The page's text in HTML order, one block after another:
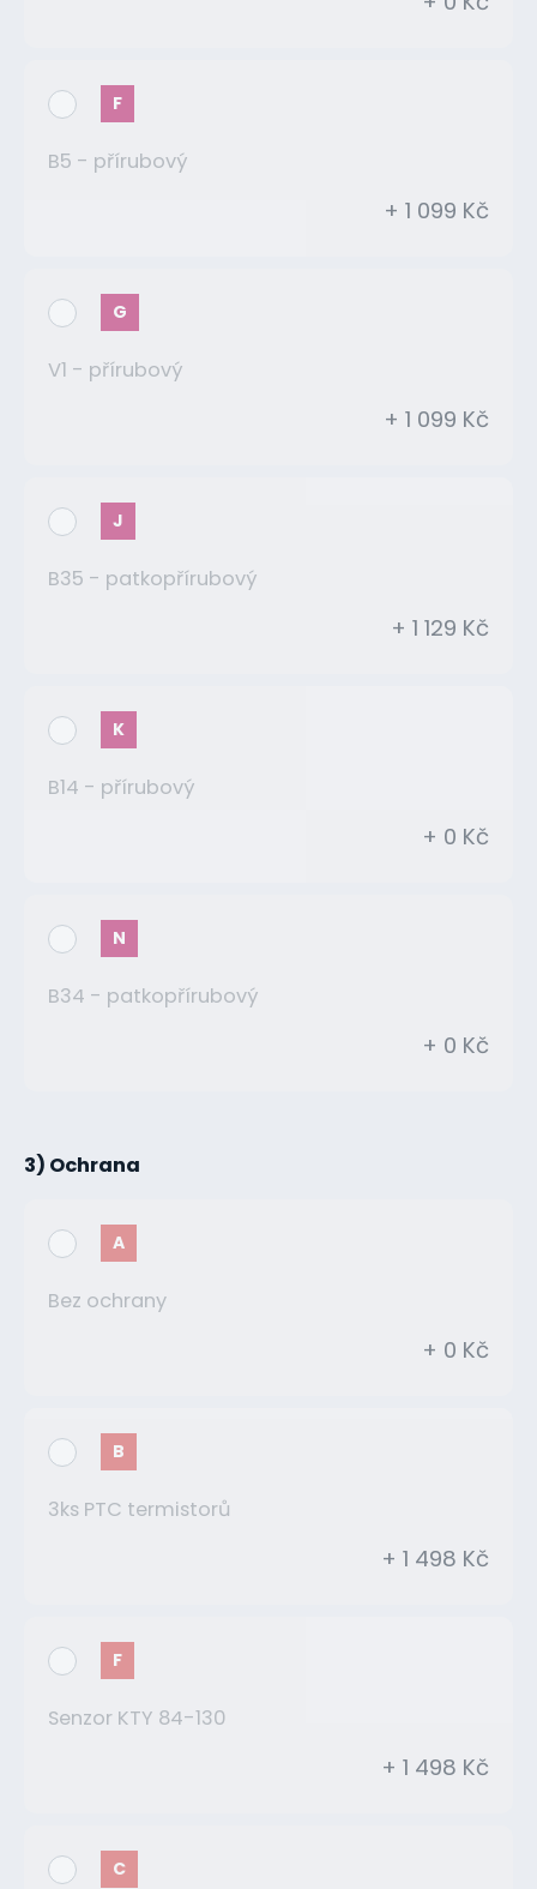
F
B5 - přírubový
+ 1 099 Kč
G
V1 - přírubový
+ 1 099 Kč
J
B35 - patkopřírubový
+ 1 129 Kč
K
B14 - přírubový
+ 0 Kč
N
B34 - patkopřírubový
+ 0 Kč
3) Ochrana
A
Bez ochrany
+ 0 Kč
B
3ks PTC termistorů
+ 1 498 Kč
F
Senzor KTY 84-130
+ 1 498 Kč
C